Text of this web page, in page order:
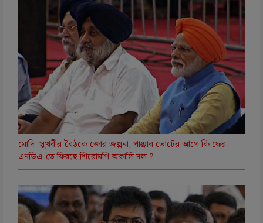
মোদি–সুখবীর বৈঠকে জোর জল্পনা, পাঞ্জাব ভোটের আগে কি ফের
এনডিএ-তে ফিরছে শিরোমণি অকালি দল ?